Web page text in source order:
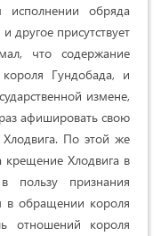
исполнении обряда
другое присутствует
что содержание
короля Гундобада, и
измене,
афишировать свою
Хлодвига. По этой же
крещение Хлодвига в
пользу признания
в обращении короля
отношений короля